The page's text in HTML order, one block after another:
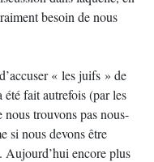
besoin de nous
« les juifs » de
fait autrefois (par les
nous trouvons pas nous-
si nous devons être
Aujourd’hui encore plus